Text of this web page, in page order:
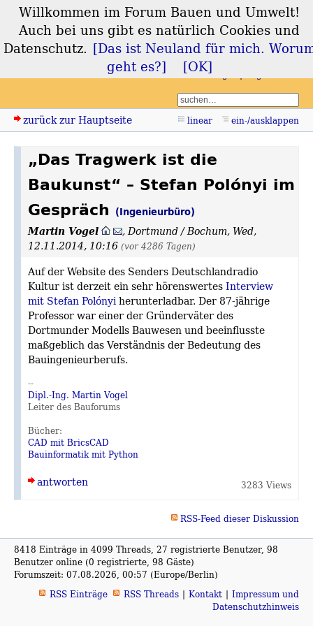
Forum Bauen und
Umwelt
zurück zur Hauptseite linear ein-/ausklappen
„Das Tragwerk ist die
Baukunst“ – Stefan Polónyi im
Gespräch (Ingenieurbüro)
Martin Vogel ,Dortmund / Bochum, Wed,
12.11.2014, 10:16 (vor 4286 Tagen)
Auf der Website des Senders Deutschlandradio
Kultur ist derzeit ein sehr hörenswertesInterview
mit Stefan Polónyiherunterladbar. Der 87-jährige
Professor war einer der Gründerväter des
Dortmunder Modells Bauwesen und beeinflusste
maßgeblich das Verständnis der Bedeutung des
Bauingenieurberufs.
--
Dipl.-Ing. Martin Vogel
Leiter des Bauforums
Bücher:
CAD mit BricsCAD
Bauinformatik mit Python
antworten 3283 Views
RSS-Feed dieser Diskussion
8418 Einträge in 4099 Threads, 27 registrierte Benutzer, 98
Benutzer online (0 registrierte, 98 Gäste)
Forumszeit: 07.08.2026, 00:57 (Europe/Berlin)
RSS Einträge
RSS Threads Kontakt
Impressum und
Datenschutzhinweis
Willkommen im Forum Bauen und Umwelt!
Auch bei uns gibt es natürlich Cookies und
Datenschutz. [Das ist Neuland für mich.
geht es?]
[OK]